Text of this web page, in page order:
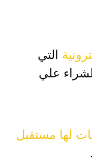
التي
علي
لها مستقبل